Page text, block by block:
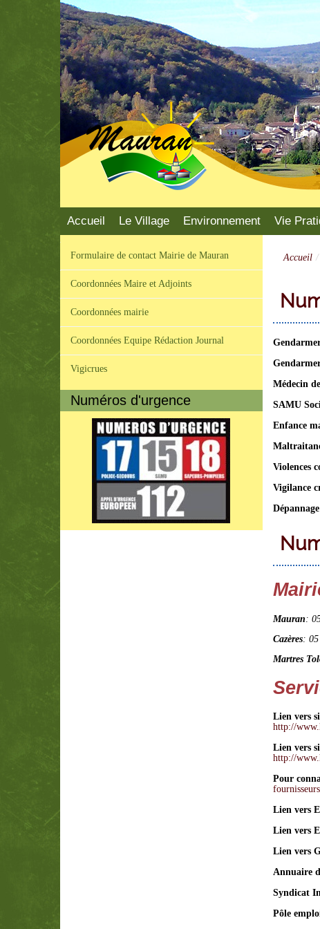
Mauran
Accueil Le Village Environnement Vie
Accueil
Médecin
SAMU
Enfance
Violences
Vigilance
Mauran:
Cazères: 05
Martres
Lien vers
http://
Lien vers
http://
Pour
fournisseurs
Lien vers
Lien vers
Lien vers
Annuaire
Syndicat
Pôle
Formulaire de contact Mairie de Mauran
Coordonnées Maire et Adjoints
Coordonnées mairie
Coordonnées Equipe Rédaction Journal
Vigicrues
Numéros d'urgence